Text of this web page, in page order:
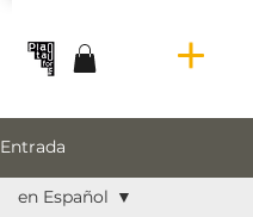
Entrada
en Español